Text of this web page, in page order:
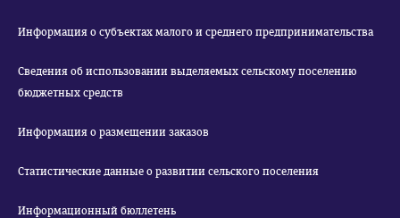
Информация о субъектах малого и среднего предпринимательства
Сведения об использовании выделяемых сельскому поселению
бюджетных средств
Информация о размещении заказов
Статистические данные о развитии сельского поселения
Информационный бюллетень